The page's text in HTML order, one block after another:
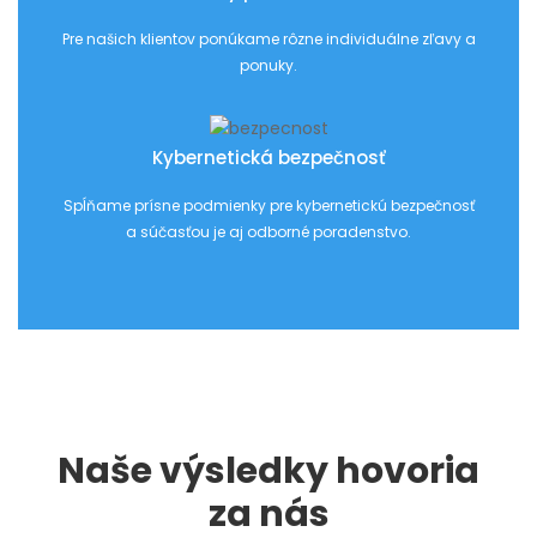
Pre našich klientov ponúkame rôzne individuálne zľavy a
ponuky.
Kybernetická bezpečnosť
Spĺňame prísne podmienky pre kybernetickú bezpečnosť
a súčasťou je aj odborné poradenstvo.
Naše výsledky hovoria
za nás